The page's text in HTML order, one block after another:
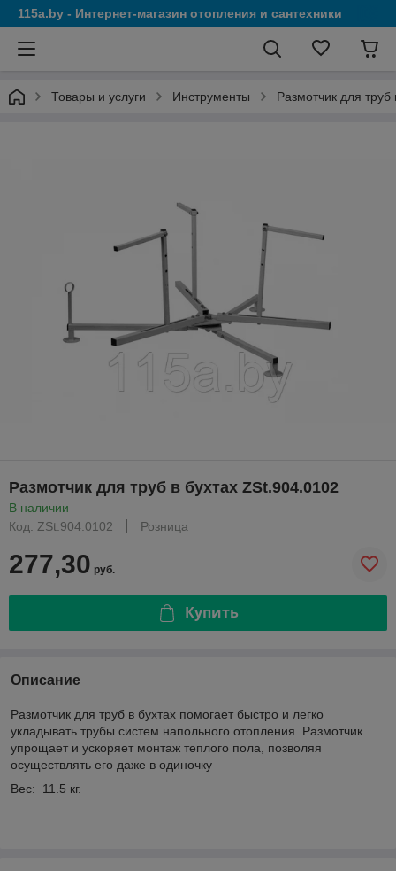
115a.by - Интернет-магазин отопления и сантехники
Товары и услуги Инструменты Размотчик для
Размотчик для труб в бухтах ZSt.904.0102
В наличии
Код: ZSt.904.0102
Розница
277,30 руб.
Купить
Описание
Размотчик для труб в бухтах помогает быстро и легко
укладывать трубы систем напольного отопления. Размотчик
упрощает и ускоряет монтаж теплого пола, позволяя
осуществлять его даже в одиночку
Вес: 11.5 кг.